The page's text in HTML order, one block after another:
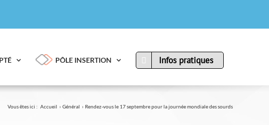
PÔLE INSERTION Infos pratiques
Vous êtes ici : Accueil Général Rendez-vous le 17 septembre pour la journée mondiale des sourds